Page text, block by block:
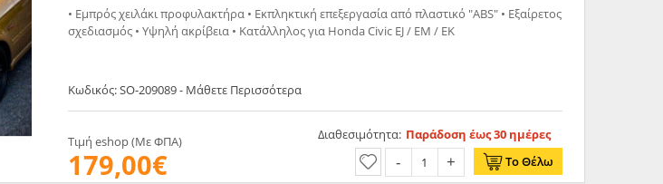
• Εμπρός χειλάκι προφυλακτήρα • Εκπληκτική επεξεργασία από πλαστικό "ABS" • Εξαίρετος
σχεδιασμός • Υψηλή ακρίβεια • Κατάλληλος για Honda Civic EJ / EM / EK
Κωδικός: SO-209089 - Μάθετε Περισσότερα
Τιμή eshop (Με ΦΠΑ)
179,00€
Διαθεσιμότητα: Παράδοση έως 30 ημέρες
Το Θέλω